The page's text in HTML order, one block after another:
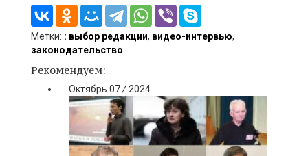
Метки: : выбор редакции, видео-интервью,
законодательство
Рекомендуем:
Октябрь 07/ 2024